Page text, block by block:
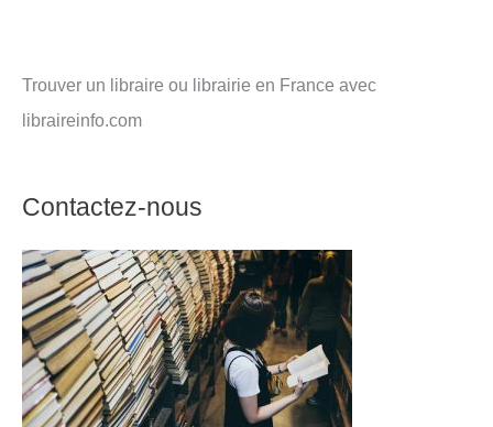
Trouver un libraire ou librairie en France avec
libraireinfo.com
Contactez-nous